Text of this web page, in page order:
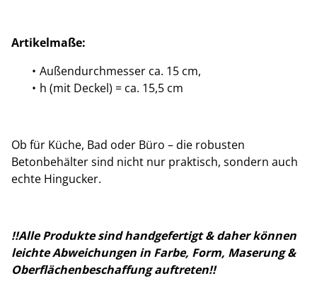
Artikelmaße:
Außendurchmesser ca. 15 cm,
h (mit Deckel) = ca. 15,5 cm
Ob für Küche, Bad oder Büro – die robusten
Betonbehälter sind nicht nur praktisch, sondern auch
echte Hingucker.
!!Alle Produkte sind handgefertigt & daher können
leichte Abweichungen in Farbe, Form, Maserung &
Oberflächenbeschaffung auftreten!!